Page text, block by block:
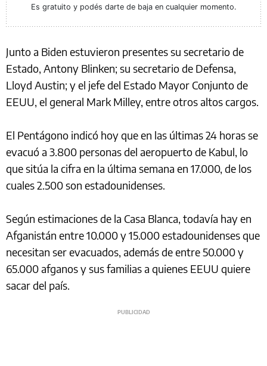
Es gratuito y podés darte de baja en cualquier momento.
Junto a Biden estuvieron presentes su secretario de
Estado, Antony Blinken; su secretario de Defensa,
Lloyd Austin; y el jefe del Estado Mayor Conjunto de
EEUU, el general Mark Milley, entre otros altos cargos.
El Pentágono indicó hoy que en las últimas 24 horas se
evacuó a 3.800 personas del aeropuerto de Kabul, lo
que sitúa la cifra en la última semana en 17.000, de los
cuales 2.500 son estadounidenses.
Según estimaciones de la Casa Blanca, todavía hay en
Afganistán entre 10.000 y 15.000 estadounidenses que
necesitan ser evacuados, además de entre 50.000 y
65.000 afganos y sus familias a quienes EEUU quiere
sacar del país.